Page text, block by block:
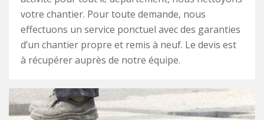
votre chantier. Pour toute demande, nous
effectuons un service ponctuel avec des garanties
d’un chantier propre et remis à neuf. Le devis est
à récupérer auprès de notre équipe.